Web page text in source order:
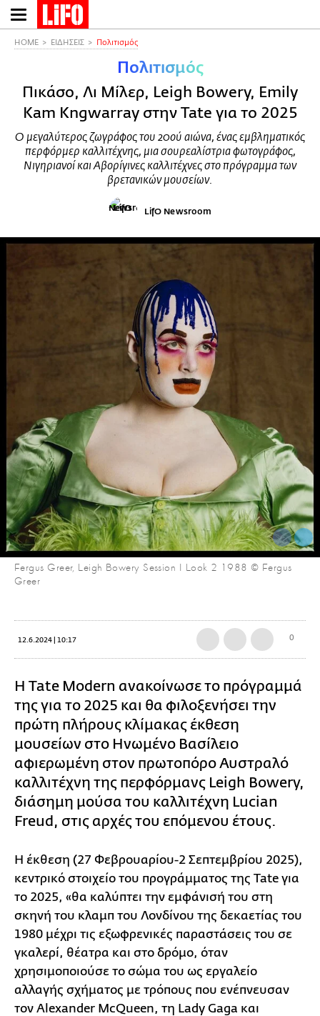
Παράκαμψη
προς
HOME ΕΙΔΗΣΕΙΣ Πολιτισμός
Πολιτισμός
Πικάσο, Λι Μίλερ, Leigh Bowery, Emily
Kam Kngwarray στην Tate για το 2025
Ο μεγαλύτερος ζωγράφος του 20ού αιώνα, ένας εμβληματικός
περφόρμερ καλλιτέχνης, μια σουρεαλίστρια φωτογράφος,
Νιγηριανοί και Αβορίγινες καλλιτέχνες στο πρόγραμμα των
βρετανικών μουσείων.
LifO Newsroom
Fergus Greer, Leigh Bowery Session I Look 2 1988 © Fergus
Greer
12.6.2024 | 10:17 0
Η Tate Modern ανακοίνωσε το πρόγραμμά
της για το 2025 και θα φιλοξενήσει την
πρώτη πλήρους κλίμακας έκθεση
μουσείων στο Ηνωμένο Βασίλειο
αφιερωμένη στον πρωτοπόρο Αυστραλό
καλλιτέχνη της περφόρμανς Leigh Bowery,
διάσημη μούσα του καλλιτέχνη Lucian
Freud, στις αρχές του επόμενου έτους.
Η έκθεση (27 Φεβρουαρίου-2 Σεπτεμβρίου 2025),
κεντρικό στοιχείο του προγράμματος της Tate για
το 2025, «θα καλύπτει την εμφάνισή του στη
σκηνή του κλαμπ του Λονδίνου της δεκαετίας του
1980 μέχρι τις εξωφρενικές παραστάσεις του σε
γκαλερί, θέατρα και στο δρόμο, όταν
χρησιμοποιούσε το σώμα του ως εργαλείο
αλλαγής σχήματος με τρόπους που ενέπνευσαν
τον Alexander McQueen, τη Lady Gaga και